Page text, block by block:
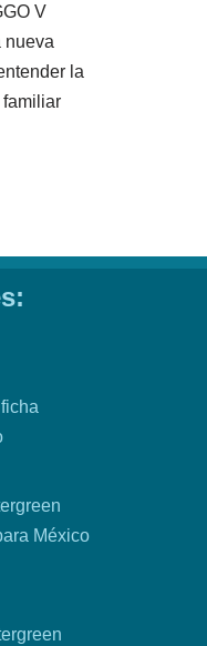
V
nueva
la
México